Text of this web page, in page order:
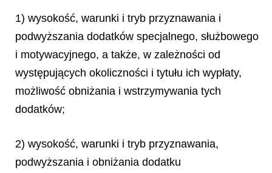
1) wysokość, warunki i tryb przyznawania i
podwyższania dodatków specjalnego, służbowego
i motywacyjnego, a także, w zależności od
występujących okoliczności i tytułu ich wypłaty,
możliwość obniżania i wstrzymywania tych
dodatków;
2) wysokość, warunki i tryb przyznawania,
podwyższania i obniżania dodatku